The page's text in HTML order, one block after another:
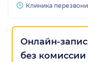
Клиника
Онлайн-
без комиссии